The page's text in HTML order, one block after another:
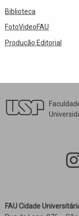
Biblioteca
FotoVideoFAU
Produção Editorial
FAU Cidade